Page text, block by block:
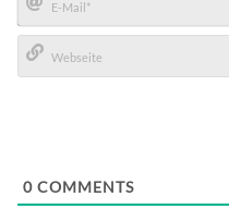
E-
Mail*
0 COMMENTS